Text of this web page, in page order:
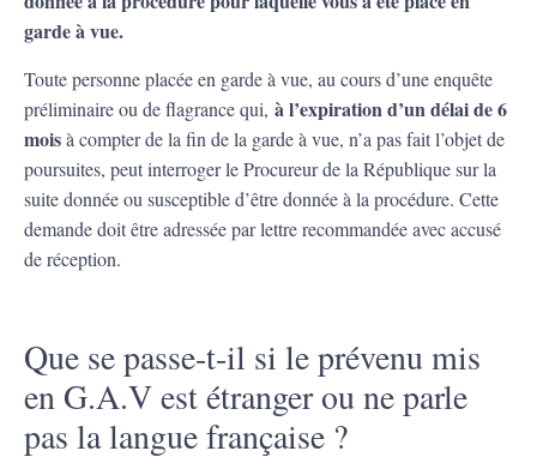
garde à vue.
Toute personne placée en garde à vue, au cours d’une enquête
préliminaire ou de flagrance qui, à l’expiration d’un délai de 6
moisà compter de la fin de la garde à vue, n’a pas fait l’objet de
poursuites, peut interroger le Procureur de la République sur la
suite donnée ou susceptible d’être donnée à la procédure. Cette
demande doit être adressée par lettre recommandée avec accusé
de réception.
Que se passe-t-il si le prévenu mis
en G.A.V est étranger ou ne parle
pas la langue française ?